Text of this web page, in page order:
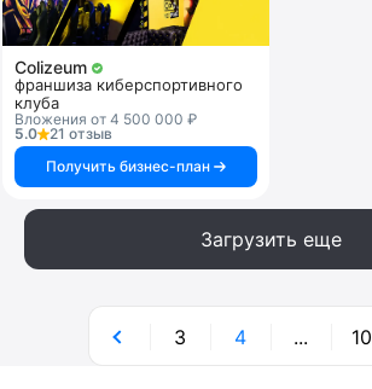
Colizeum
франшиза киберспортивного
клуба
Вложения от 4 500 000 ₽
5.0
21 отзыв
Получить бизнес-план
Загрузить еще
3 4 ... 10